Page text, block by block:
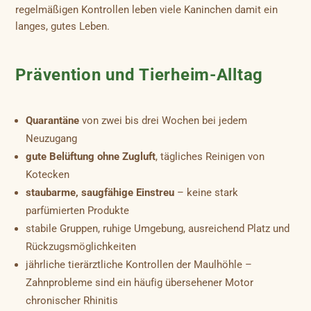
regelmäßigen Kontrollen leben viele Kaninchen damit ein
langes, gutes Leben.
Prävention und Tierheim-Alltag
Quarantäne von zwei bis drei Wochen bei jedem
Neuzugang
gute Belüftung ohne Zugluft, tägliches Reinigen von
Kotecken
staubarme, saugfähige Einstreu – keine stark
parfümierten Produkte
stabile Gruppen, ruhige Umgebung, ausreichend Platz und
Rückzugsmöglichkeiten
jährliche tierärztliche Kontrollen der Maulhöhle –
Zahnprobleme sind ein häufig übersehener Motor
chronischer Rhinitis